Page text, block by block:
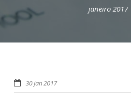
janeiro 2017
30 jan 2017